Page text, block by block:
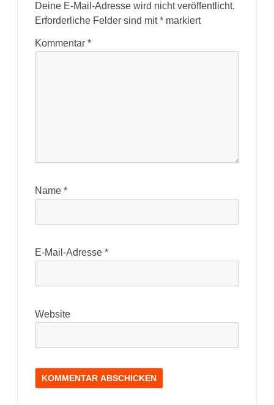
Deine E-Mail-Adresse wird nicht veröffentlicht.
Erforderliche Felder sind mit* markiert
Kommentar *
Name *
E-Mail-Adresse *
Website